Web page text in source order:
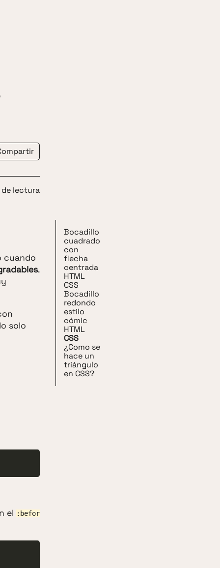
cuando
.
solo
el :befor
Bocadillo
cuadrado
con
flecha
centrada
HTML
CSS
Bocadillo
redondo
estilo
cómic
HTML
CSS
¿Como se
hace un
triángulo
en CSS?
de lectura